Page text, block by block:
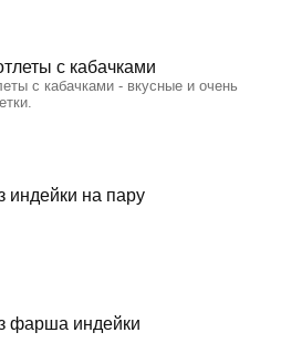
с кабачками
с кабачками - вкусные и очень
индейки на пару
фарша индейки